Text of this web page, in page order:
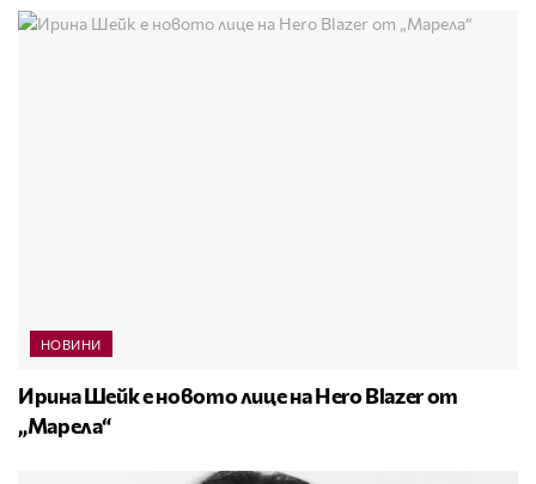
НОВИНИ
Ирина Шейк е новото лице на Hero Blazer от
„Марела“